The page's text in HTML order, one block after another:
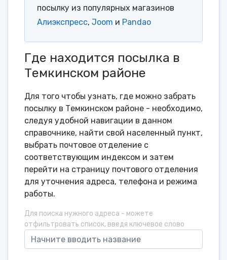
посылку из популярных магазинов
Алиэкспресс, Joom и Pandao
Где находится посылка в
Темкинском районе
Для того чтобы узнать, где можно забрать
посылку в Темкинском районе - необходимо,
следуя удобной навигации в данном
справочнике, найти свой населенный пункт,
выбрать почтовое отделение с
соответствующим индексом и затем
перейти на страницу почтового отделения
для уточнения адреса, телефона и режима
работы.
Для поиска нужного адреса - можете
отфильтровать список, введя ключевое слово